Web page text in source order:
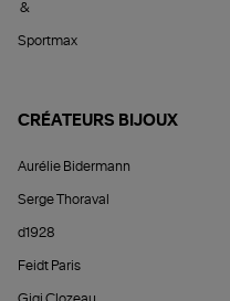
&
Sportmax
CRÉATEURS BIJOUX
Aurélie Bidermann
Serge Thoraval
d1928
Feidt Paris